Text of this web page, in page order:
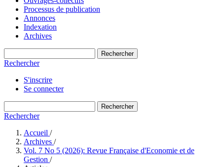
Processus de publication
Annonces
Indexation
Archives
Rechercher
Rechercher
S'inscrire
Se connecter
Rechercher
Rechercher
Accueil /
Archives /
Vol. 7 No 5 (2026): Revue Française d'Economie et de
Gestion /